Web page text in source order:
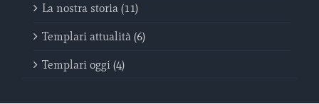
La nostra storia (11)
Templari attualità (6)
Templari oggi (4)